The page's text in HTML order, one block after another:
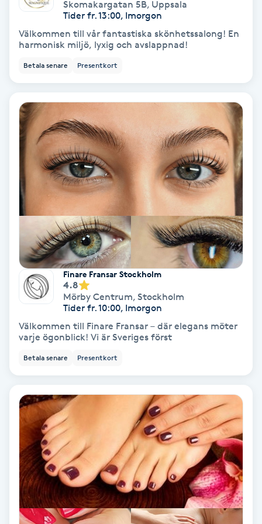
Pigmentbehandling
Pigmentfläckar
Plastikkirurgi
Powder brows
Power Yoga
PRP (Platelet Rich Plasma)
PRX-T33
Psoriasis
Radiofrekvens
Rakning
Reflexologi
Skomakargatan 5B, Uppsala
Tider fr. 13:00, Imorgon
Välkommen till vår fantastiska skönhetssalong! En
harmonisk miljö, lyxig och avslappnad!
Betala senare Presentkort
Finare Fransar Stockholm
4.8
Mörby Centrum, Stockholm
Tider fr. 10:00, Imorgon
Välkommen till Finare Fransar – där elegans möter
varje ögonblick! Vi är Sveriges först
Betala senare Presentkort